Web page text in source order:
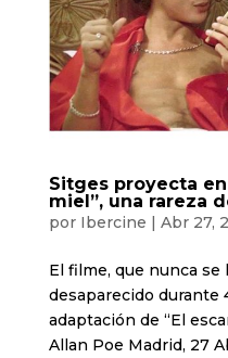
Sitges proyecta
miel”, una rareza
por Ibercine | Abr 27,
El filme, que nunca
desaparecido durante
adaptación de “El
Allan Poe Madrid, 27